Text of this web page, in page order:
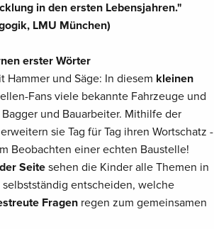
in den ersten Lebensjahren."
LMU München)
erster Wörter
Hammer und Säge: In diesem kleinen
Fans viele bekannte Fahrzeuge und
und Bauarbeiter. Mithilfe der
sie Tag für Tag ihren Wortschatz -
Beobachten einer echten Baustelle!
Seitesehen die Kinder alle Themen in
entscheiden, welche
Fragenregen zum gemeinsamen